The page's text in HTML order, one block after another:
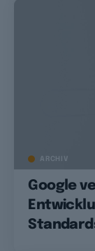
ARCHIV
Google